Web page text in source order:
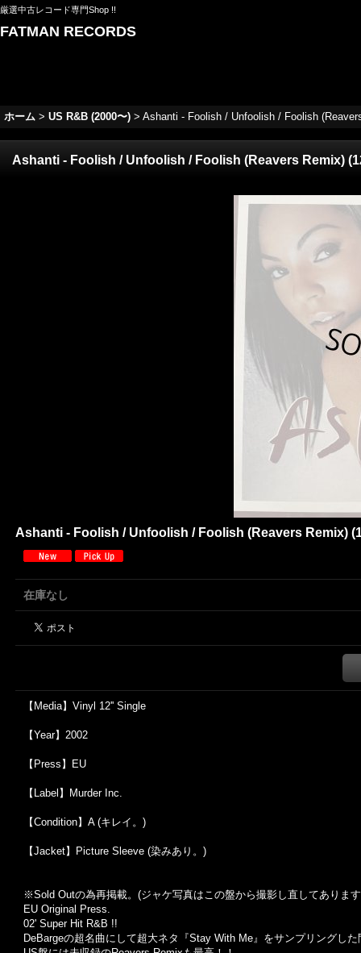
厳選中古レコード専門Shop !!
FATMAN RECORDS
ホーム > US R&B (2000〜) > Ashanti - Foolish / Unfoolish / Foolish
Ashanti - Foolish / Unfoolish / Foolish (Reavers Remix)
Ashanti - Foolish / Unfoolish / Foolish (Reavers Remix)
在庫なし
【Media】Vinyl 12'' Single
【Year】2002
【Press】EU
【Label】Murder Inc.
【Condition】A (キレイ。)
【Jacket】Picture Sleeve (染みあり。)
※Sold Outの為再掲載。 (ジャケ写真はこの盤から撮影し直してありま
EU Original Press.
02' Super Hit R&B !!
DeBargeの超名曲にして超大ネタ『Stay With Me』をサンプリングし